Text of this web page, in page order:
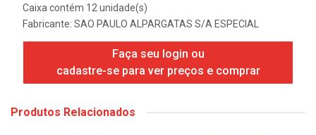
Caixa contém 12 unidade(s)
Fabricante: SAO PAULO ALPARGATAS S/A ESPECIAL
Faça seu login ou
cadastre-se para ver preços e comprar
Produtos Relacionados